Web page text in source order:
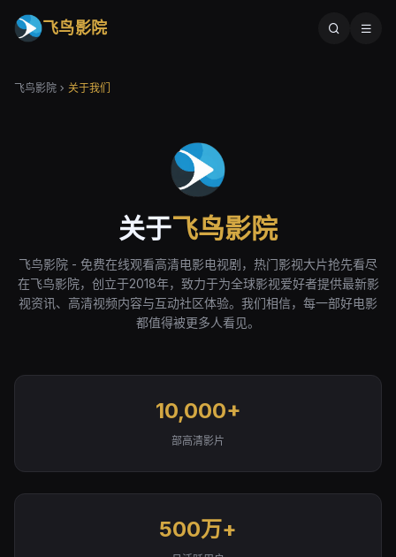
飞鸟影院
飞鸟影院 关于我们
关于飞鸟影院
飞鸟影院 - 免费在线观看高清电影电视剧，热门影视大片抢先看尽
在飞鸟影院，创立于2018年，致力于为全球影视爱好者提供最新影
视资讯、高清视频内容与互动社区体验。我们相信，每一部好电影
都值得被更多人看见。
10,000+
部高清影片
500万+